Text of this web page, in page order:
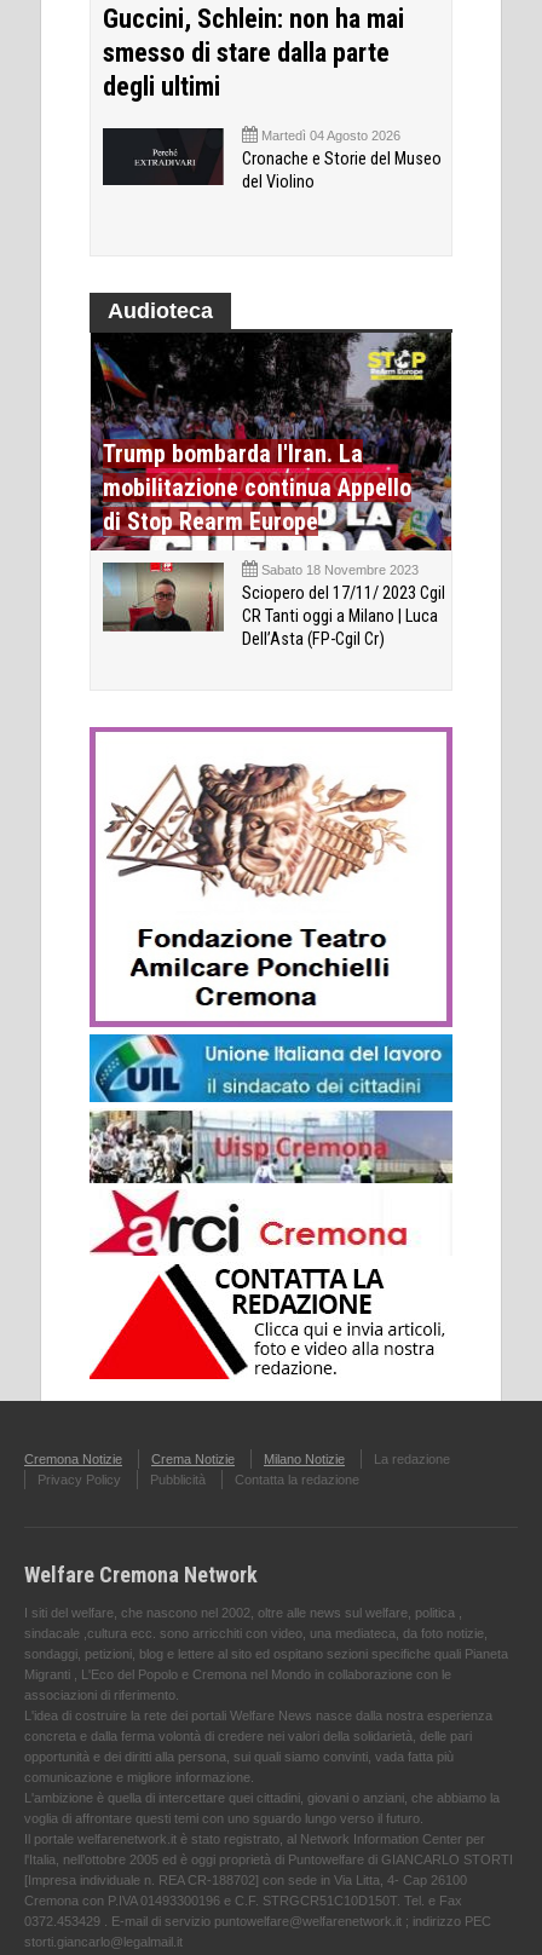
Guccini, Schlein: non ha mai
smesso di stare dalla parte
degli ultimi
Martedì 04 Agosto 2026
Cronache e Storie del Museo
del Violino
Audioteca
Trump bombarda l'Iran. La
mobilitazione continua Appello
di Stop Rearm Europe
Sabato 18 Novembre 2023
Sciopero del 17/11/ 2023 Cgil
CR Tanti oggi a Milano | Luca
Dell’Asta (FP-Cgil Cr)
Cremona Notizie Crema Notizie Milano Notizie
La redazione
Privacy Policy
Pubblicità Contatta la redazione
Welfare Cremona Network
I siti del welfare, che nascono nel 2002, oltre alle news sul welfare, politica ,
sindacale ,cultura ecc. sono arricchiti con video, una mediateca, da foto notizie,
sondaggi, petizioni, blog e lettere al sito ed ospitano sezioni specifiche quali Pianeta
Migranti , L'Eco del Popolo e Cremona nel Mondo in collaborazione con le
associazioni di riferimento.
L'idea di costruire la rete dei portali Welfare News nasce dalla nostra esperienza
concreta e dalla ferma volontà di credere nei valori della solidarietà, delle pari
opportunità e dei diritti alla persona, sui quali siamo convinti, vada fatta più
comunicazione e migliore informazione.
L'ambizione è quella di intercettare quei cittadini, giovani o anziani, che abbiamo la
voglia di affrontare questi temi con uno sguardo lungo verso il futuro.
Il portale welfarenetwork.it è stato registrato, al Network Information Center per
l'Italia, nell’ottobre 2005 ed è oggi proprietà di Puntowelfare di GIANCARLO STORTI
[Impresa individuale n. REA CR-188702] con sede in Via Litta, 4- Cap 26100
Cremona con P.IVA 01493300196 e C.F. STRGCR51C10D150T. Tel. e Fax
0372.453429 . E-mail di servizio puntowelfare@welfarenetwork.it ; indirizzo PEC
storti.giancarlo@legalmail.it